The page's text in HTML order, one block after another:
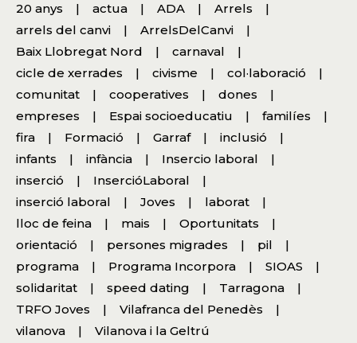
20 anys actua ADA
Arrels
arrels del canvi
ArrelsDelCanvi
Baix Llobregat Nord
carnaval
cicle de xerrades
civisme
col·laboració
comunitat
cooperatives
dones
empreses
Espai socioeducatiu
familíes
fira
Formació Garraf
inclusió
infants
infància
Insercio laboral
inserció
InsercióLaboral
inserció laboral
Joves
laborat
lloc de feina
mais
Oportunitats
orientació
persones migrades
pil
programa
Programa Incorpora
SIOAS
solidaritat
speed dating
Tarragona
TRFO Joves
Vilafranca del Penedès
vilanova
Vilanova i la Geltrú